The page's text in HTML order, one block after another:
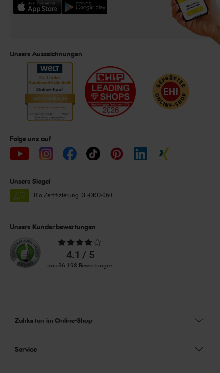
Unsere Auszeichnungen
Folge uns auf
Unsere Siegel
Bio Zertifizierung DE-ÖKO-060
Unsere Kundenbewertungen
Durchschnittliche
Bewertungen4.1 / 5
aus 36.198 Bewertungen
Zahlarten im Online-Shop
Service